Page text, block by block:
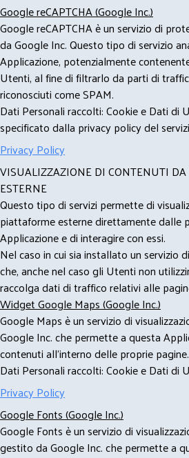
Google reCAPTCHA (Google Inc.)
Google reCAPTCHA è un servizio di
da Google Inc. Questo tipo di servizio
Applicazione, potenzialmente
Utenti, al fine di filtrarlo da parti di
riconosciuti come SPAM.
Dati Personali raccolti: Cookie e Dati di
specificato dalla privacy policy del
Privacy Policy
VISUALIZZAZIONE DI CONTENUTI
ESTERNE
Questo tipo di servizi permette di
piattaforme esterne direttamente dalle
Applicazione e di interagire con essi.
Nel caso in cui sia installato un servizio
che, anche nel caso gli Utenti non
raccolga dati di traffico relativi alle
Widget Google Maps (Google Inc.)
Google Maps è un servizio di
Google Inc. che permette a questa
contenuti all'interno delle proprie pagine.
Dati Personali raccolti: Cookie e Dati di
Privacy Policy
Google Fonts (Google Inc.)
Google Fonts è un servizio di
gestito da Google Inc. che permette a